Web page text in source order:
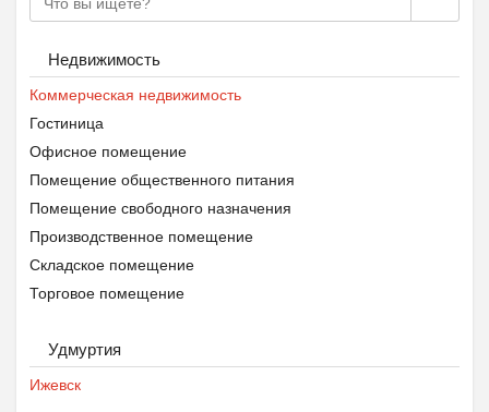
Недвижимость
Коммерческая недвижимость
Гостиница
Офисное помещение
Помещение общественного питания
Помещение свободного назначения
Производственное помещение
Складское помещение
Торговое помещение
Удмуртия
Ижевск